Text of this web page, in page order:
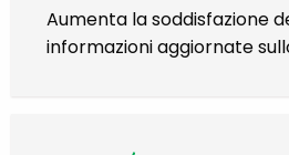
Aumenta la soddisfazione
informazioni aggiornate